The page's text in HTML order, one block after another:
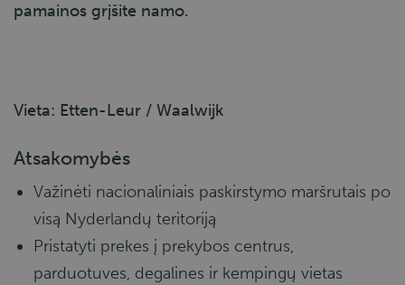
pamainos grįšite namo.
Vieta: Etten-Leur / Waalwijk
Atsakomybės
Važinėti nacionaliniais paskirstymo maršrutais po
visą Nyderlandų teritoriją
Pristatyti prekes į prekybos centrus,
parduotuves, degalines ir kempingų vietas